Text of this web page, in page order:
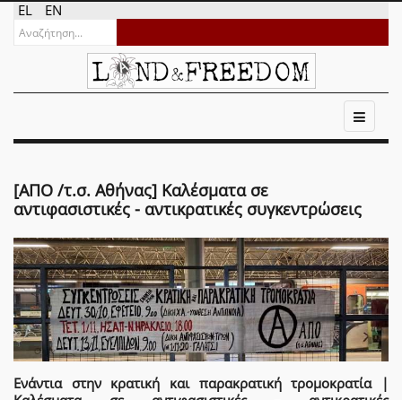
EL EN
[ΑΠΟ /τ.σ. Αθήνας] Καλέσματα σε
αντιφασιστικές - αντικρατικές συγκεντρώσεις
Ενάντια στην κρατική και παρακρατική τρομοκρατία |